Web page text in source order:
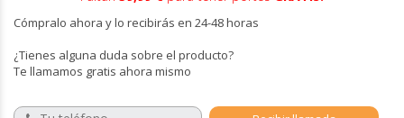
Cómpralo ahora y lo recibirás en 24-48 horas
¿Tienes alguna duda sobre el producto?
Te llamamos gratis ahora mismo